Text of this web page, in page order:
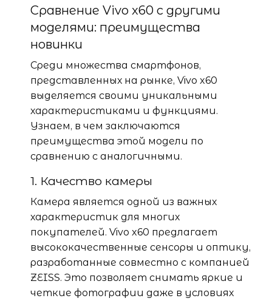
Сравнение Vivo x60 с другими
моделями: преимущества
новинки
Среди множества смартфонов,
представленных на рынке, Vivo x60
выделяется своими уникальными
характеристиками и функциями.
Узнаем, в чем заключаются
преимущества этой модели по
сравнению с аналогичными.
1. Качество камеры
Камера является одной из важных
характеристик для многих
покупателей. Vivo x60 предлагает
высококачественные сенсоры и оптику,
разработанные совместно с компанией
ZEISS. Это позволяет снимать яркие и
четкие фотографии даже в условиях